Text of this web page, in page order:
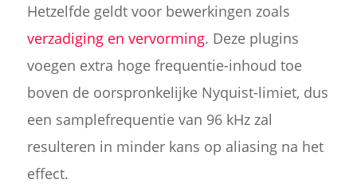
Hetzelfde geldt voor bewerkingen zoals
verzadiging en vervorming. Deze plugins
voegen extra hoge frequentie-inhoud toe
boven de oorspronkelijke Nyquist-limiet, dus
een samplefrequentie van 96 kHz zal
resulteren in minder kans op aliasing na het
effect.